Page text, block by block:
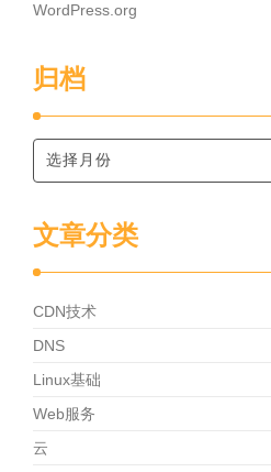
WordPress.org
归档
文章分类
CDN技术
DNS
Linux基础
Web服务
云